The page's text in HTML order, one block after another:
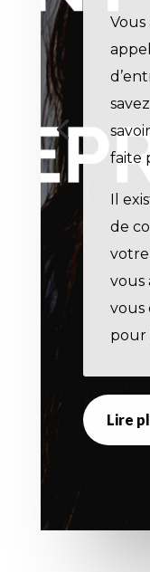
Vous
faite
Il
de
vous
vous
pour
Lire